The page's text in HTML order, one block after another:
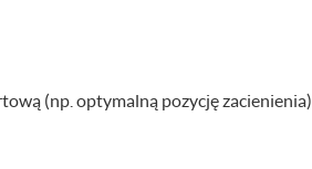
(np. optymalną pozycję zacienienia)